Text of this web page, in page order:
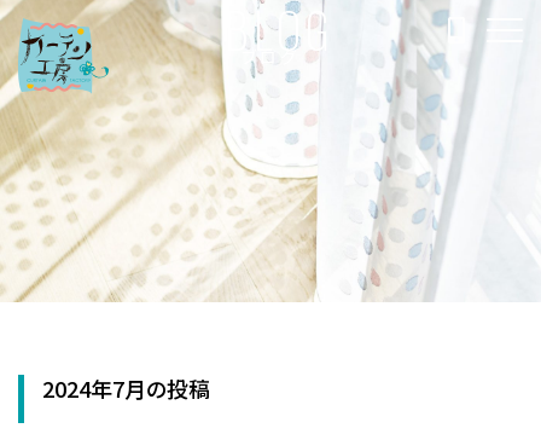
BLOG
ブログ
2024年7月の投稿